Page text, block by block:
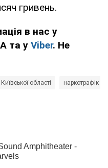
гривень.
в нас у
та у Viber. Не
області наркотрафік